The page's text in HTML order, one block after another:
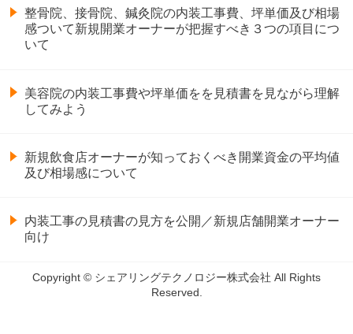
整骨院、接骨院、鍼灸院の内装工事費、坪単価及び相場
感ついて新規開業オーナーが把握すべき３つの項目につ
いて
美容院の内装工事費や坪単価をを見積書を見ながら理解
してみよう
新規飲食店オーナーが知っておくべき開業資金の平均値
及び相場感について
内装工事の見積書の見方を公開／新規店舗開業オーナー
向け
Copyright © シェアリングテクノロジー株式会社 All Rights
Reserved.